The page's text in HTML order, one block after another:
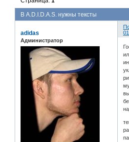
В A.D.I.D.A.S. нужны тексты
adidas
Администратор